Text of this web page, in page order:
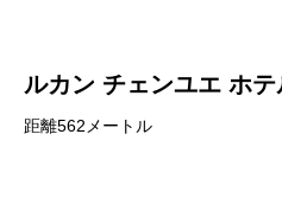
ルカン チェンユエ ホ
距離562メートル